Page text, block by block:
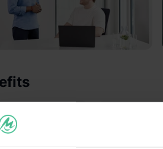
Anschlusstätigkeit